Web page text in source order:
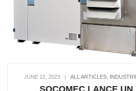
JUNE 21, 2023 ALL ARTICLES